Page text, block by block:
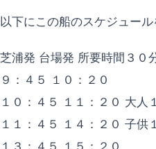
以下にこの船のスケジュール
芝浦発 台場発 所要時間３０
９：４５ １０：２０
１０：４５ １１：２０ 大人
１１：４５ １４：２０ 子供